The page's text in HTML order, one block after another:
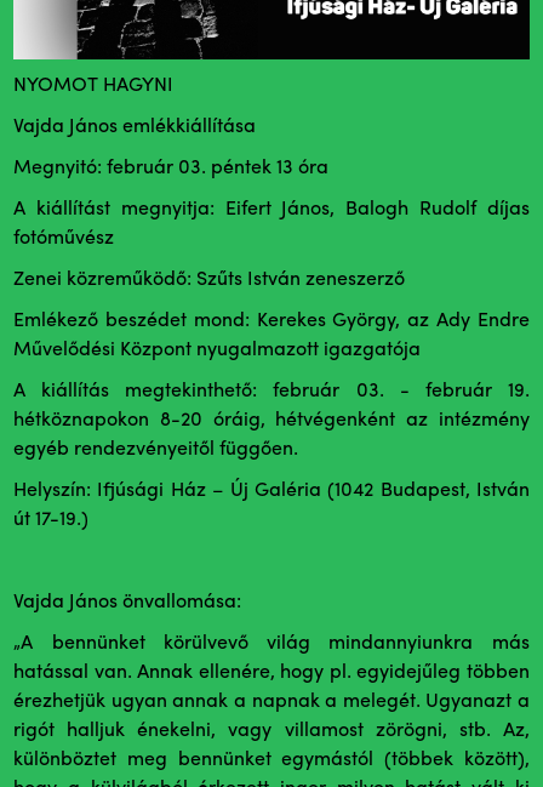
NYOMOT HAGYNI
Vajda János emlékkiállítása
Megnyitó: február 03. péntek 13 óra
A kiállítást megnyitja: Eifert János, Balogh Rudolf díjas
fotóművész
Zenei közreműködő: Szűts István zeneszerző
Emlékező beszédet mond: Kerekes György, az Ady Endre
Művelődési Központ nyugalmazott igazgatója
A kiállítás megtekinthető: február 03. - február 19.
hétköznapokon 8-20 óráig, hétvégenként az intézmény
egyéb rendezvényeitől függően.
Helyszín: Ifjúsági Ház – Új Galéria (1042 Budapest, István
út 17-19.)
Vajda János önvallomása:
„A bennünket körülvevő világ mindannyiunkra más
hatással van. Annak ellenére, hogy pl. egyidejűleg többen
érezhetjük ugyan annak a napnak a melegét. Ugyanazt a
rigót halljuk énekelni, vagy villamost zörögni, stb. Az,
különböztet meg bennünket egymástól (többek között),